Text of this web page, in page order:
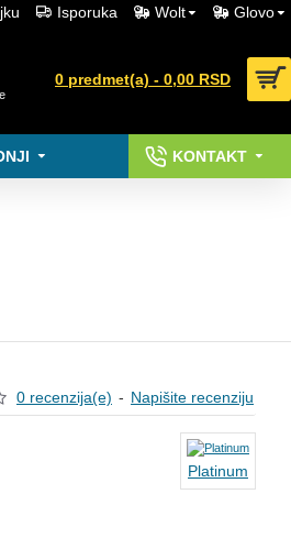
Isporuka Wolt Glovo
0 predmet(a) - 0,00 RSD
KONTAKT
0 recenzija(e) - Napišite recenziju
Platinum